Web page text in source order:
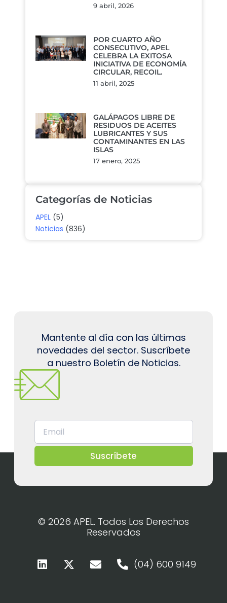
9 abril, 2026
POR CUARTO AÑO
CONSECUTIVO, APEL
CELEBRA LA EXITOSA
INICIATIVA DE ECONOMÍA
CIRCULAR, RECOIL.
11 abril, 2025
GALÁPAGOS LIBRE DE
RESIDUOS DE ACEITES
LUBRICANTES Y SUS
CONTAMINANTES EN LAS
ISLAS
17 enero, 2025
Categorías de Noticias
APEL (5)
Noticias (836)
Mantente al día con las últimas
novedades del sector. Suscríbete
a nuestro Boletín de Noticias.
Suscríbete
© 2026 APEL. Todos Los Derechos
Reservados
(04) 600 9149